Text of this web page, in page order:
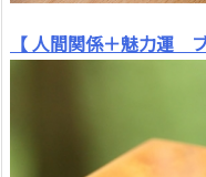
【 人間関係＋魅力運